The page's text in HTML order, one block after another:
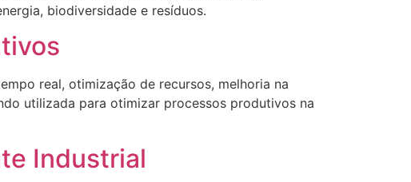
biodiversidade e resíduos.
real, otimização de recursos, melhoria na
utilizada para otimizar processos produtivos na
Industrial